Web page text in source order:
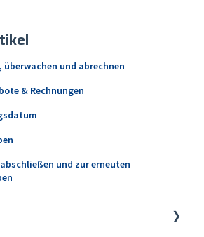
und abrechnen
& Rechnungen
und zur erneuten